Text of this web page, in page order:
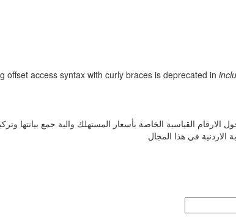
offset access syntax with curly braces is deprecated in
في هذا المجال